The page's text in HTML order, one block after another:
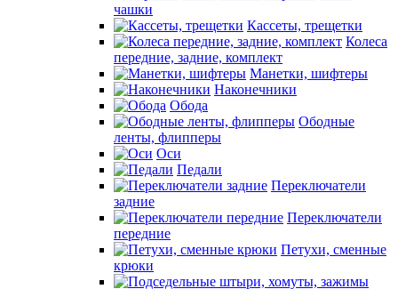
чашки
Кассеты, трещетки
Колеса
передние, задние, комплект
Манетки, шифтеры
Наконечники
Обода
Ободные
ленты, флипперы
Оси
Педали
Переключатели
задние
Переключатели
передние
Петухи, сменные
крюки